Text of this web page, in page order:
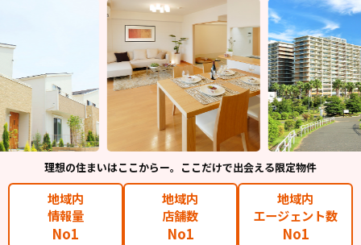
理想の住まいはここからー。ここだけで出会える限定物件
地域内
情報量
No1
地域内
店舗数
No1
地域内
エージェント数
No1